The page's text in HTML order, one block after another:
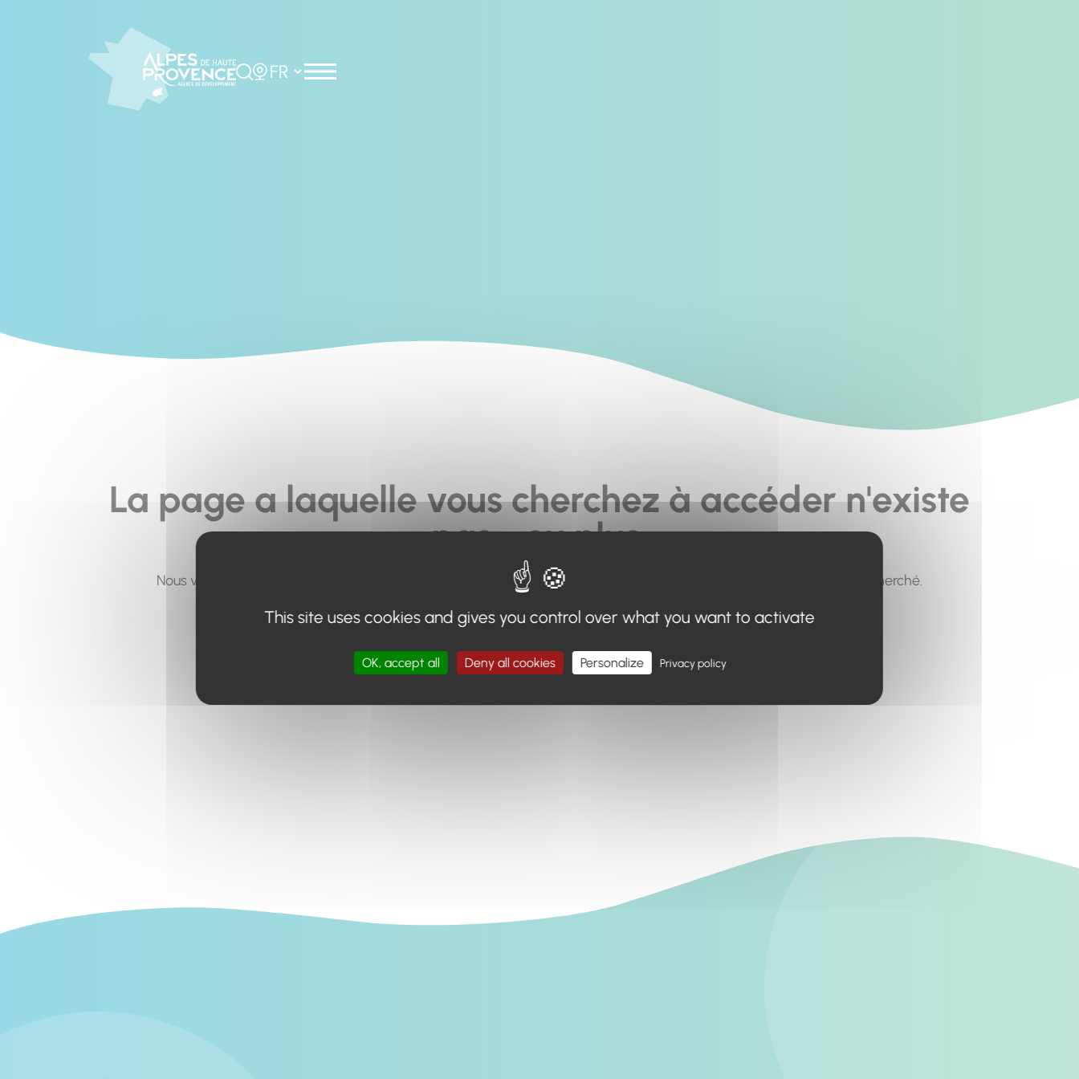
Rechercher
Choisir la langue
La page a laquelle vous cherchez à accéder n'existe
pas... ou plus.
Nous vous invitons à utiliser le moteur de recherche en haut de page, ou à utiliser le menu pour trouver le contenu recherché.
Retour à l'accueil
This site uses cookies and gives you control over what you want to activate
OK, accept all Deny all cookies Personalize Privacy policy